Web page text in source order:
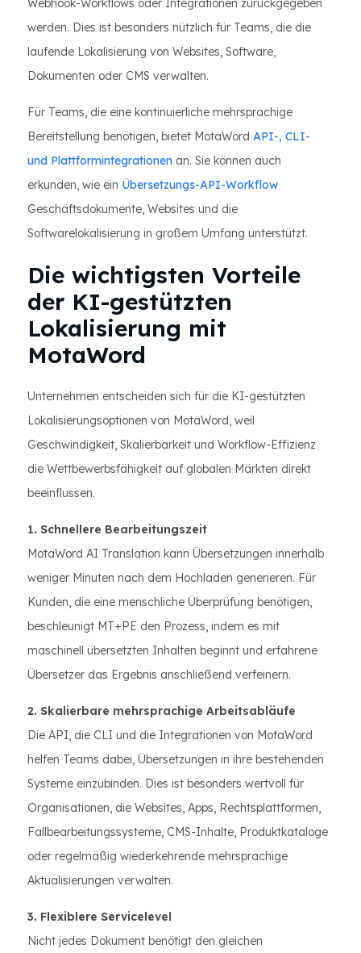
Webhook-Workflows oder Integrationen zurückgegeben
werden. Dies ist besonders nützlich für Teams, die die
laufende Lokalisierung von Websites, Software,
Dokumenten oder CMS verwalten.
Für Teams, die eine kontinuierliche mehrsprachige
Bereitstellung benötigen, bietet MotaWord API-, CLI-
und Plattformintegrationen an. Sie können auch
erkunden, wie ein Übersetzungs-API-Workflow
Geschäftsdokumente, Websites und die
Softwarelokalisierung in großem Umfang unterstützt.
Die wichtigsten Vorteile
der KI-gestützten
Lokalisierung mit
MotaWord
Unternehmen entscheiden sich für die KI-gestützten
Lokalisierungsoptionen von MotaWord, weil
Geschwindigkeit, Skalierbarkeit und Workflow-Effizienz
die Wettbewerbsfähigkeit auf globalen Märkten direkt
beeinflussen.
1. Schnellere Bearbeitungszeit
MotaWord AI Translation kann Übersetzungen innerhalb
weniger Minuten nach dem Hochladen generieren. Für
Kunden, die eine menschliche Überprüfung benötigen,
beschleunigt MT+PE den Prozess, indem es mit
maschinell übersetzten Inhalten beginnt und erfahrene
Übersetzer das Ergebnis anschließend verfeinern.
2. Skalierbare mehrsprachige Arbeitsabläufe
Die API, die CLI und die Integrationen von MotaWord
helfen Teams dabei, Übersetzungen in ihre bestehenden
Systeme einzubinden. Dies ist besonders wertvoll für
Organisationen, die Websites, Apps, Rechtsplattformen,
Fallbearbeitungssysteme, CMS-Inhalte, Produktkataloge
oder regelmäßig wiederkehrende mehrsprachige
Aktualisierungen verwalten.
3. Flexiblere Servicelevel
Nicht jedes Dokument benötigt den gleichen